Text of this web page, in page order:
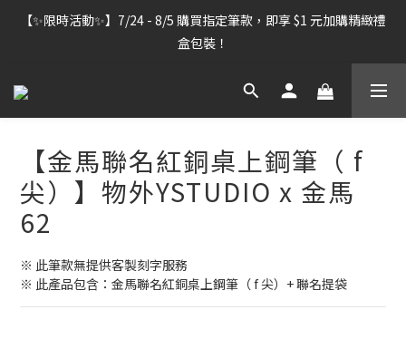
【雷雕訂單出貨暫停】7/30–8/7 進行機器維護，期間「含雷雕之
訂單」將暫停出貨，敬請見諒。
【✨限時活動✨】7/24 - 8/5 購買指定筆款，即享 $1 元加購精緻禮
盒包裝！
【雷雕訂單出貨暫停】7/30–8/7 進行機器維護，期間「含雷雕之
【金馬聯名紅銅桌上鋼筆（ f
尖）】物外YSTUDIO x 金馬
62
※ 此筆款無提供客製刻字服務
※ 此產品包含：金馬聯名紅銅桌上鋼筆（ f 尖）+ 聯名提袋